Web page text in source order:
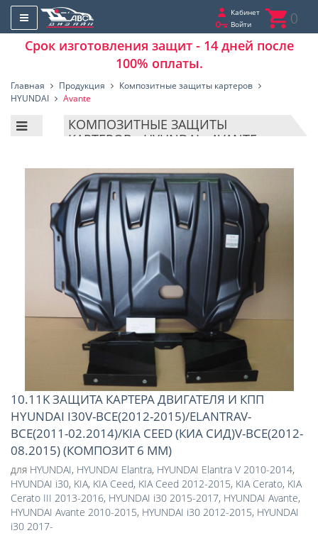
Кабинет
Войти
0
Срок изготовления защит - 14 дней после
100% оплаты.
Главная Продукция
Композитные защиты картеров
HYUNDAI
Avante
КОМПОЗИТНЫЕ ЗАЩИТЫ
КАРТЕРОВ - HYUNDAI - AVANTE
10.11K ЗАЩИТА КАРТЕРА ДВИГАТЕЛЯ И КПП
HYUNDAI I30V-ВСЕ(2012-2015)/ELANTRAV-
ВСЕ(2011-02.2014)/KIA CEED (КИА СИД)V-ВСЕ(2012-
08.2015) (КОМПОЗИТ 6 ММ)
для HYUNDAI, HYUNDAI Elantra, HYUNDAI Elantra V 2010-2014,
HYUNDAI i30, KIA, KIA Ceed, KIA Ceed 2012-2015, KIA Cerato, KIA
Cerato III 2013-2016, HYUNDAI i30 2015-2017, HYUNDAI Avante,
HYUNDAI Avante 2010-2015, HYUNDAI i30 2012-2015, HYUNDAI
i30 2017-